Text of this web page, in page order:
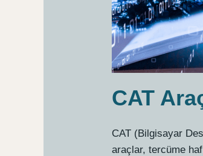
CAT
CAT (Bilgisayar
araçlar, tercüme